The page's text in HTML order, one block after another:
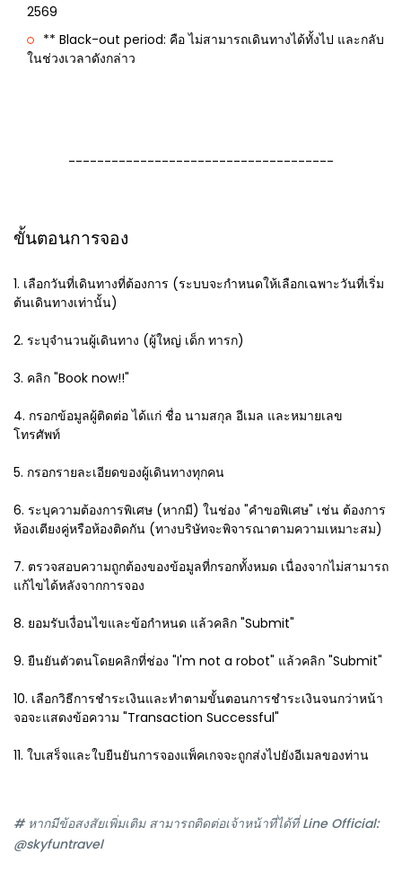
2569
** Black-out period: คือ ไม่สามารถเดินทางได้ทั้งไป และกลับ
ในช่วงเวลาดังกล่าว
-------------------------------------
ขั้นตอนการจอง
1. เลือกวันที่เดินทางที่ต้องการ (ระบบจะกำหนดให้เลือกเฉพาะวันที่เริ่ม
ต้นเดินทางเท่านั้น)
2. ระบุจำนวนผู้เดินทาง (ผู้ใหญ่ เด็ก ทารก)
3. คลิก "Book now!!"
4. กรอกข้อมูลผู้ติดต่อ ได้แก่ ชื่อ นามสกุล อีเมล และหมายเลข
โทรศัพท์
5. กรอกรายละเอียดของผู้เดินทางทุกคน
6. ระบุความต้องการพิเศษ (หากมี) ในช่อง "คำขอพิเศษ" เช่น ต้องการ
ห้องเตียงคู่หรือห้องติดกัน (ทางบริษัทจะพิจารณาตามความเหมาะสม)
7. ตรวจสอบความถูกต้องของข้อมูลที่กรอกทั้งหมด เนื่องจากไม่สามารถ
แก้ไขได้หลังจากการจอง
8. ยอมรับเงื่อนไขและข้อกำหนด แล้วคลิก "Submit"
9. ยืนยันตัวตนโดยคลิกที่ช่อง "I'm not a robot" แล้วคลิก "Submit"
10. เลือกวิธีการชำระเงินและทำตามขั้นตอนการชำระเงินจนกว่าหน้า
จอจะแสดงข้อความ "Transaction Successful"
11. ใบเสร็จและใบยืนยันการจองแพ็คเกจจะถูกส่งไปยังอีเมลของท่าน
# หากมีข้อสงสัยเพิ่มเติม สามารถติดต่อเจ้าหน้าที่ได้ที่ Line Official:
@skyfuntravel